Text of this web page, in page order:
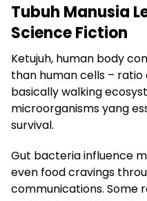
Tubuh Manusia
Science Fiction
Ketujuh, human body
than human cells – ratio
basically walking
microorganisms yang
survival.
Gut bacteria influence
even food cravings
communications. Some